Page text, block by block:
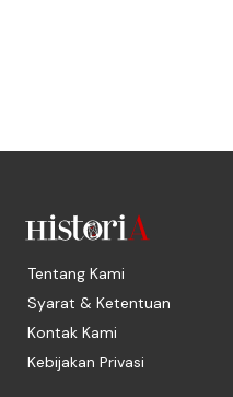
Tentang Kami
Syarat & Ketentuan
Kontak Kami
Kebijakan Privasi